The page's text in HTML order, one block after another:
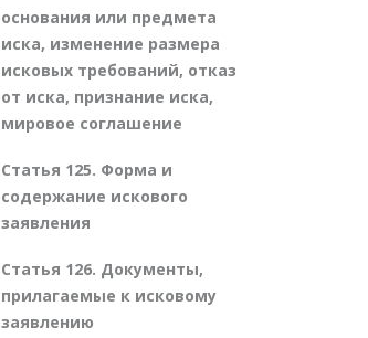
основания или предмета
иска, изменение размера
исковых требований, отказ
от иска, признание иска,
мировое соглашение
Статья 125. Форма и
содержание искового
заявления
Статья 126. Документы,
прилагаемые к исковому
заявлению